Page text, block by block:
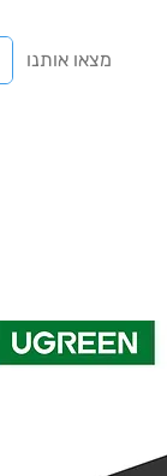
מצאו אותנו